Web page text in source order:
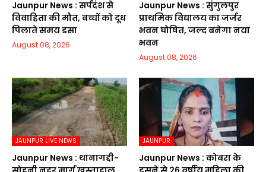
Jaunpur News : सर्पदंश से
विवाहिता की मौत, बच्चों को दूध
पिलाते समय डसा
August 08, 2026
Jaunpur News : सुंगुलपुर
प्राथमिक विद्यालय का जर्जर
भवन घोषित, जल्द बनेगा नया
भवन
August 08, 2026
JAUNPUR LIVE NEWS
Jaunpur News : थानागद्दी-
JAUNPUR
Jaunpur News : कोबरा के